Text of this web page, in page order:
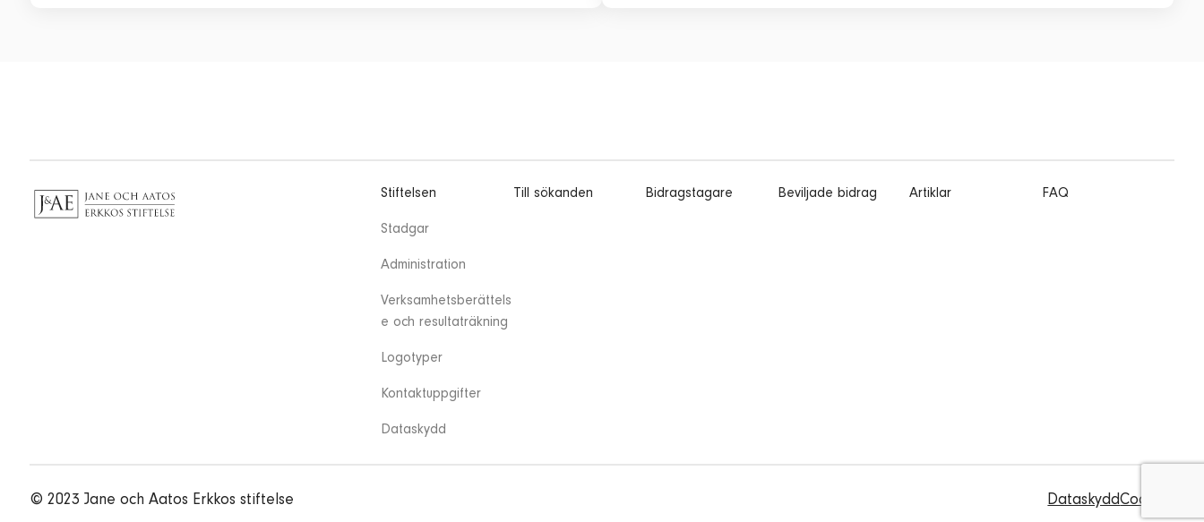
Stiftelsen
Stadgar
Administration
Verksamhetsberättels
e och resultaträkning
Logotyper
Kontaktuppgifter
Dataskydd
Till sökanden Bidragstagare Beviljade bidrag Artiklar FAQ
© 2023 Jane och Aatos Erkkos stiftelse DataskyddCookies